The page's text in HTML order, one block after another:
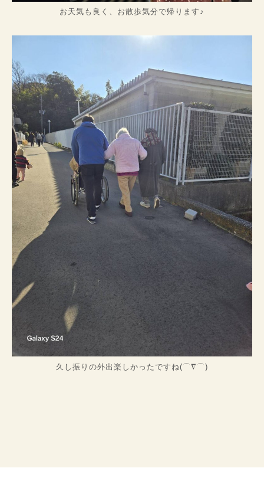
お天気も良く、お散歩気分で帰ります♪
久し振りの外出楽しかったですね(⌒∇⌒)